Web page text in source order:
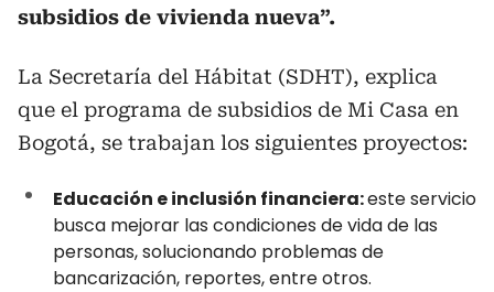
subsidios de vivienda nueva”.
La Secretaría del Hábitat (SDHT), explica
que el programa de subsidios de Mi Casa en
Bogotá, se trabajan los siguientes proyectos:
Educación e inclusión financiera:este servicio
busca mejorar las condiciones de vida de las
personas, solucionando problemas de
bancarización, reportes, entre otros.